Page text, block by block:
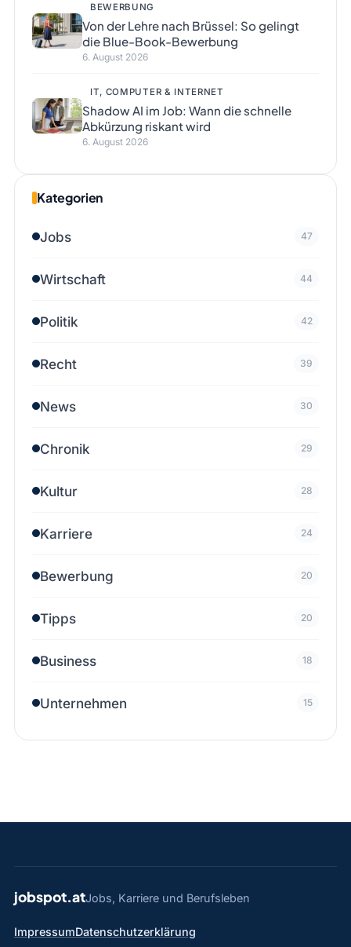
BEWERBUNG
Von der Lehre nach Brüssel: So gelingt
die Blue-Book-Bewerbung
6. August 2026
IT, COMPUTER & INTERNET
Shadow AI im Job: Wann die schnelle
Abkürzung riskant wird
6. August 2026
Kategorien
Jobs 47
Wirtschaft 44
Politik 42
Recht 39
News 30
Chronik 29
Kultur 28
Karriere 24
Bewerbung 20
Tipps 20
Business 18
Unternehmen 15
jobspot.atJobs, Karriere und Berufsleben
ImpressumDatenschutzerklärung